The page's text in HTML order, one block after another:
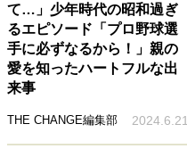
て…」少年時代の昭和過ぎ
るエピソード「プロ野球選
手に必ずなるから！」親の
愛を知ったハートフルな出
来事
THE CHANGE編集部 2024.6.21